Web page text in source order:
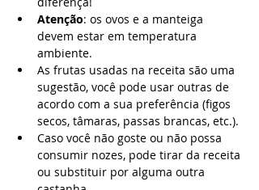
Atenção: os ovos e a manteiga
devem estar em temperatura
ambiente.
As frutas usadas na receita são uma
sugestão, você pode usar outras de
acordo com a sua preferência (figos
secos, tâmaras, passas brancas, etc.).
Caso você não goste ou não possa
consumir nozes, pode tirar da receita
ou substituir por alguma outra